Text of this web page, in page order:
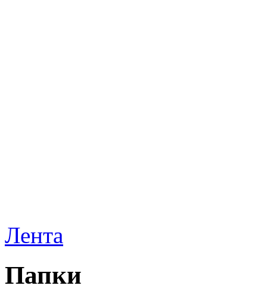
Лента
Папки